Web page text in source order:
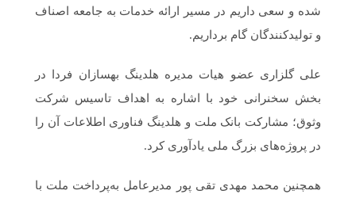
شده و سعی داریم در مسیر ارائه خدمات به جامعه اصناف
و تولیدکنندگان گام برداریم.
علی گلزاری عضو هیات مدیره هلدینگ بهسازان فردا در
بخش سخنرانی خود با اشاره به اهداف تاسیس شرکت
وثوق؛ مشارکت بانک ملت و هلدینگ فناوری اطلاعات آن را
در پروژه‌های بزرگ ملی یادآوری کرد.
همچنین محمد مهدی تقی پور مدیرعامل به‌پرداخت ملت با